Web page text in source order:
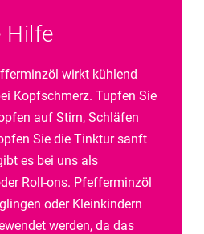
Hilfe
wirkt kühlend
Kopfschmerz. Tupfen Sie
auf Stirn, Schläfen
Sie die Tinktur sanft
es bei uns als
Roll-ons. Pfefferminzöl
oder Kleinkindern
werden, da das